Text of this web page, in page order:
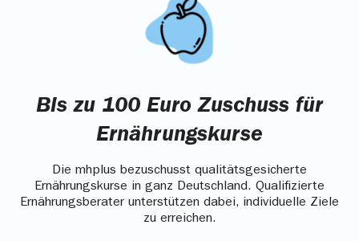
Bis zu 100 Euro Zuschuss für
Ernährungskurse
Die mhplus bezuschusst qualitätsgesicherte
Ernährungskurse in ganz Deutschland. Qualifizierte
Ernährungsberater unterstützen dabei, individuelle Ziele
zu erreichen.